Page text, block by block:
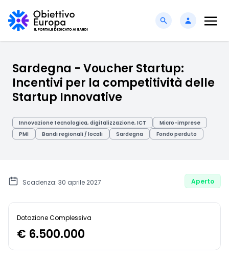
Sardegna - Voucher Startup:
Incentivi per la competitività delle
Startup Innovative
Innovazione tecnologica, digitalizzazione, ICT
Micro-imprese
PMI
Bandi regionali / locali Sardegna Fondo perduto
Scadenza: 30 aprile 2027 Aperto
Dotazione Complessiva
€ 6.500.000